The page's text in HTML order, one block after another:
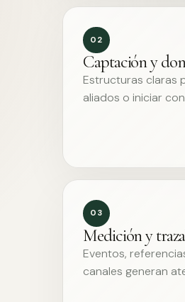
02
Captación y
Estructuras claras
aliados o iniciar
03
Medición y
Eventos,
canales generan